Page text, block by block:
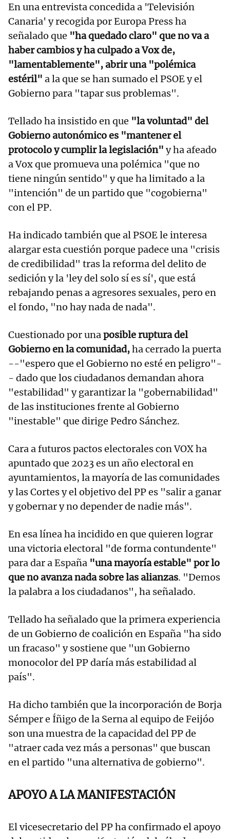
En una entrevista concedida a 'Televisión
Canaria' y recogida por Europa Press ha
señalado que "ha quedado claro" que no va a
haber cambios y ha culpado a Vox de,
"lamentablemente", abrir una "polémica
estéril" a la que se han sumado el PSOE y el
Gobierno para "tapar sus problemas".
Tellado ha insistido en que "la voluntad" del
Gobierno autonómico es "mantener el
protocolo y cumplir la legislación" y ha afeado
a Vox que promueva una polémica "que no
tiene ningún sentido" y que ha limitado a la
"intención" de un partido que "cogobierna"
con el PP.
Ha indicado también que al PSOE le interesa
alargar esta cuestión porque padece una "crisis
de credibilidad" tras la reforma del delito de
sedición y la 'ley del solo sí es sí', que está
rebajando penas a agresores sexuales, pero en
el fondo, "no hay nada de nada".
Cuestionado por unaposible ruptura del
Gobierno en la comunidad,ha cerrado la puerta
--"espero que el Gobierno no esté en peligro"-
- dado que los ciudadanos demandan ahora
"estabilidad" y garantizar la "gobernabilidad"
de las instituciones frente al Gobierno
"inestable" que dirige Pedro Sánchez.
Cara a futuros pactos electorales con VOX ha
apuntado que 2023 es un año electoral en
ayuntamientos, la mayoría de las comunidades
y las Cortes y el objetivo del PP es "salir a ganar
y gobernar y no depender de nadie más".
En esa línea ha incidido en que quieren lograr
una victoria electoral "de forma contundente"
para dar a España "una mayoría estable" por lo
que no avanza nada sobre las alianzas. "Demos
la palabra a los ciudadanos", ha señalado.
Tellado ha señalado que la primera experiencia
de un Gobierno de coalición en España "ha sido
un fracaso" y sostiene que "un Gobierno
monocolor del PP daría más estabilidad al
país".
Ha dicho también que la incorporación de Borja
Sémper e Íñigo de la Serna al equipo de Feijóo
son una muestra de la capacidad del PP de
"atraer cada vez más a personas" que buscan
en el partido "una alternativa de gobierno".
APOYO A LA MANIFESTACIÓN
El vicesecretario del PP ha confirmado el apoyo